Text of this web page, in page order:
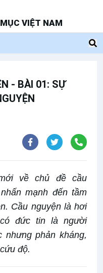
VIỆT NAM
- BÀI 01: SỰ
về chủ đề cầu
mạnh đến tầm
Cầu nguyện là hơi
đức tin là người
phản kháng,
độ.